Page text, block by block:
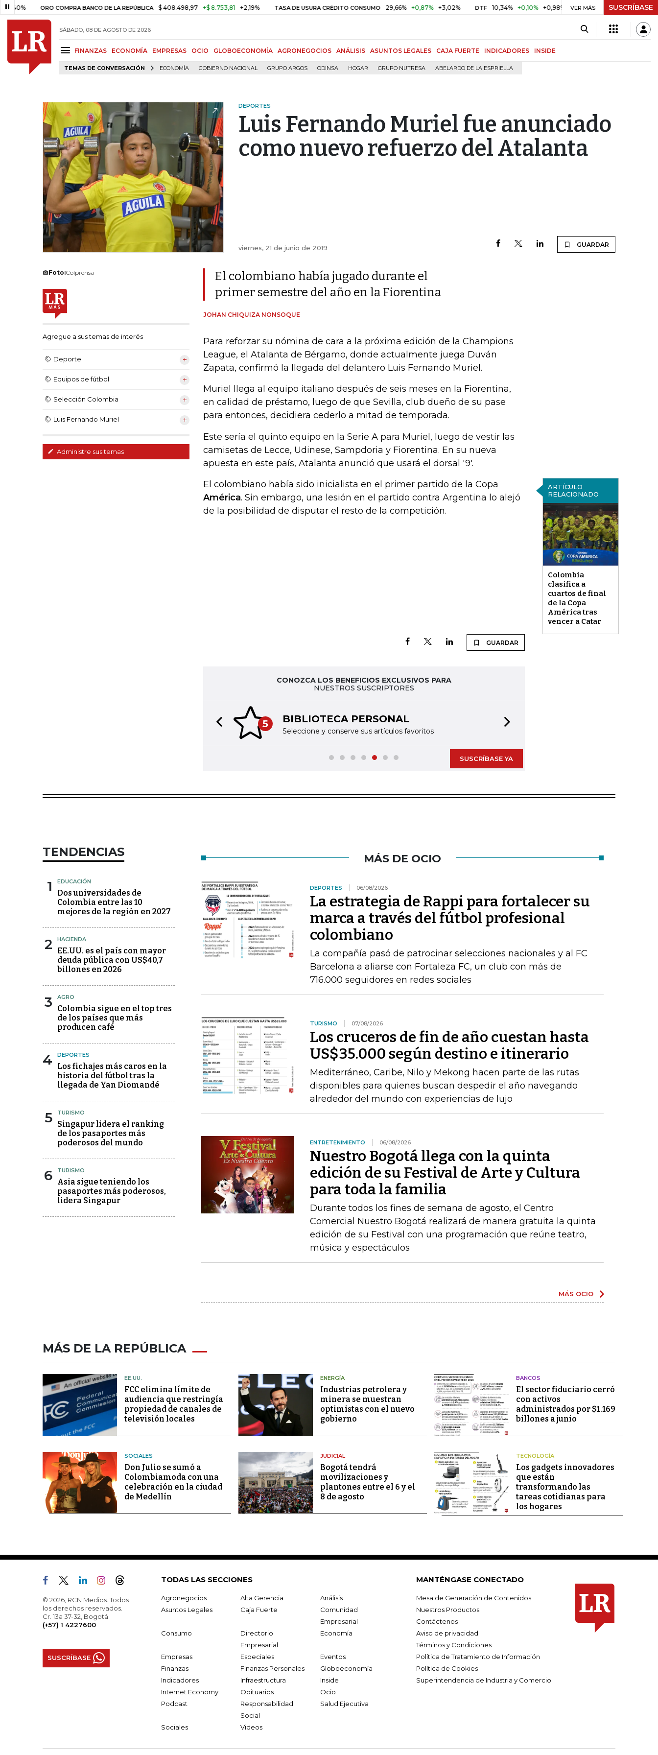
ORO COMPRA BANCO DE LA REPÚBLICA $ 408.498,97 +$ 8.753,81 +2,19% TASA DE USURA CRÉDITO CONSUMO 29,66% +0,87% +3,02% DTF 10,34% +0,10% +0,98% UVR $ 417,01 +$ 0,05 +0,01%
VER MÁS SUSCRÍBASE
SÁBADO, 08 DE AGOSTO DE 2026
FINANZAS ECONOMÍA EMPRESAS OCIO GLOBOECONOMÍA AGRONEGOCIOS ANÁLISIS ASUNTOS LEGALES CAJA FUERTE INDICADORES INSIDE
TEMAS DE CONVERSACIÓN ECONOMÍA GOBIERNO NACIONAL GRUPO ARGOS ODINSA HOGAR GRUPO NUTRESA ABELARDO DE LA ESPRIELLA
DEPORTES
Luis Fernando Muriel fue anunciado
como nuevo refuerzo del Atalanta
viernes, 21 de junio de 2019 GUARDAR
Foto:Colprensa
Agregue a sus temas de interés
Deporte
Equipos de fútbol
Selección Colombia
Luis Fernando Muriel
Administre sus temas
El colombiano había jugado durante el
primer semestre del año en la Fiorentina
JOHAN CHIQUIZA NONSOQUE
Para reforzar su nómina de cara a la próxima edición de la Champions
League, el Atalanta de Bérgamo, donde actualmente juega Duván
Zapata, confirmó la llegada del delantero Luis Fernando Muriel.
Muriel llega al equipo italiano después de seis meses en la Fiorentina,
en calidad de préstamo, luego de que Sevilla, club dueño de su pase
para entonces, decidiera cederlo a mitad de temporada.
Este sería el quinto equipo en la Serie A para Muriel, luego de vestir las
camisetas de Lecce, Udinese, Sampdoria y Fiorentina. En su nueva
apuesta en este país, Atalanta anunció que usará el dorsal '9'.
ARTÍCULO
RELACIONADO
Colombia
clasifica a
cuartos de final
de la Copa
América tras
vencer a Catar
El colombiano había sido inicialista en el primer partido de la Copa
América. Sin embargo, una lesión en el partido contra Argentina lo alejó
de la posibilidad de disputar el resto de la competición.
GUARDAR
CONOZCA LOS BENEFICIOS EXCLUSIVOS PARA
NUESTROS SUSCRIPTORES
5 BIBLIOTECA PERSONAL
Seleccione y conserve sus artículos favoritos
Previous slide
SUSCRÍBASE YA
TENDENCIAS
1 EDUCACIÓN
Dos universidades de
Colombia entre las 10
mejores de la región en 2027
2 HACIENDA
EE.UU. es el país con mayor
deuda pública con US$40,7
billones en 2026
3 AGRO
Colombia sigue en el top tres
de los países que más
producen café
4 DEPORTES
Los fichajes más caros en la
historia del fútbol tras la
llegada de Yan Diomandé
5 TURISMO
Singapur lidera el ranking
de los pasaportes más
poderosos del mundo
6 TURISMO
Asia sigue teniendo los
pasaportes más poderosos,
lidera Singapur
MÁS DE OCIO
DEPORTES 06/08/2026
La estrategia de Rappi para fortalecer su
marca a través del fútbol profesional
colombiano
La compañía pasó de patrocinar selecciones nacionales y al FC
Barcelona a aliarse con Fortaleza FC, un club con más de
716.000 seguidores en redes sociales
TURISMO 07/08/2026
Los cruceros de fin de año cuestan hasta
US$35.000 según destino e itinerario
Mediterráneo, Caribe, Nilo y Mekong hacen parte de las rutas
disponibles para quienes buscan despedir el año navegando
alrededor del mundo con experiencias de lujo
ENTRETENIMIENTO 06/08/2026
Nuestro Bogotá llega con la quinta
edición de su Festival de Arte y Cultura
para toda la familia
Durante todos los fines de semana de agosto, el Centro
Comercial Nuestro Bogotá realizará de manera gratuita la quinta
edición de su Festival con una programación que reúne teatro,
música y espectáculos
MÁS OCIO
MÁS DE LA REPÚBLICA
EE.UU.
FCC elimina límite de
audiencia que restringía
propiedad de canales de
televisión locales
ENERGÍA
Industrias petrolera y
minera se muestran
optimistas con el nuevo
gobierno
BANCOS
El sector fiduciario cerró
con activos
administrados por $1.169
billones a junio
SOCIALES
Don Julio se sumó a
Colombiamoda con una
celebración en la ciudad
de Medellín
JUDICIAL
Bogotá tendrá
movilizaciones y
plantones entre el 6 y el
8 de agosto
TECNOLOGÍA
Los gadgets innovadores
que están
transformando las
tareas cotidianas para
los hogares
© 2026, RCN Medios. Todos
los derechos reservados.
Cr. 13a 37-32, Bogotá
(+57) 1 4227600
SUSCRÍBASE
TODAS LAS SECCIONES
Agronegocios Alta Gerencia
Análisis
Asuntos Legales
Caja Fuerte
Comunidad
Empresarial
Consumo
Directorio
Empresarial
Economía
Empresas Especiales
Eventos
Finanzas
Finanzas Personales
Globoeconomía
Indicadores
Infraestructura
Inside
Internet Economy
Obituarios
Ocio
Podcast
Responsabilidad
Social
Salud Ejecutiva
Sociales Videos
MANTÉNGASE CONECTADO
Mesa de Generación de Contenidos
Nuestros Productos
Contáctenos
Aviso de privacidad
Términos y Condiciones
Política de Tratamiento de Información
Política de Cookies
Superintendencia de Industria y Comercio